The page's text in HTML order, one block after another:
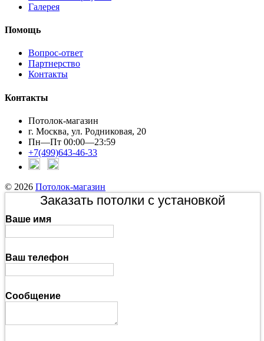
Галерея
Помощь
Вопрос-ответ
Партнерство
Контакты
Контакты
Потолок-магазин
г. Москва, ул. Родниковая, 20
Пн—Пт 00:00—23:59
+7(499)643-46-33
© 2026 Потолок-магазин
Заказать потолки с установкой
Ваше имя
Ваш телефон
Сообщение